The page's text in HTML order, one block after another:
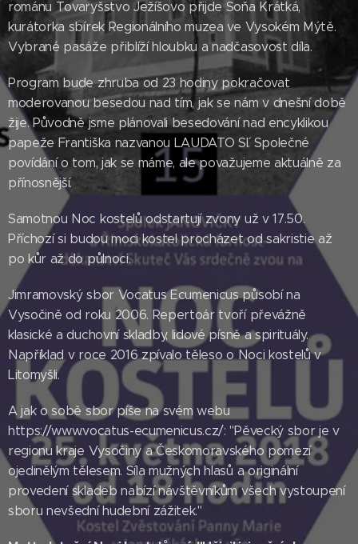
románu Tovaryšstvo Ježíšovo přijde Soňa Krátká,
kurátorka sbírek Regionálního muzea ve Vysokém Mýtě.
Vybrané pasáže přiblíží hloubku a nadčasovost díla.
Program bude zhruba od 23 hodiny pokračovat
moderovanou besedou nad tím, jak se nám v dnešní době
žije. Původně jsme plánovali besedování nad encyklikou
papeže Františka nazvanou LAUDATO SI´. Společné
povídání o tom, jak se máme, ale považujeme aktuálně za
přínosnější.
Samotnou Noc kostelů odstartují zvony už v 17.50.
Příchozí si budou moci kostel procházet od sakristie až
po kůr až do půlnoci.
Jimramovský sbor Vocatus Ecumenicus působí na
Vysočině od roku 2006. Repertoár tvoří převážně
klasické a duchovní skladby, lidové písně a spirituály.
Například v roce 2016 zpívalo těleso o Noci kostelů v
Litomyšli.
A jak o sobě sbor píše na svém webu
https://www.vocatus-ecumenicus.cz/: "Pěvecký sbor je v
regionu kraje Vysočiny a Českomoravského pomezí
ojedinělým tělesem. Síla mužných hlasů a originální
provedení skladeb nabízí návštěvníkům všech vystoupení
sboru nevšední hudební zážitek."